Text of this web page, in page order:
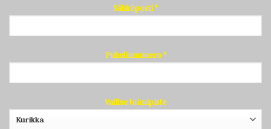
Sähköposti *
Puhelinnumero *
Valitse toimipiste